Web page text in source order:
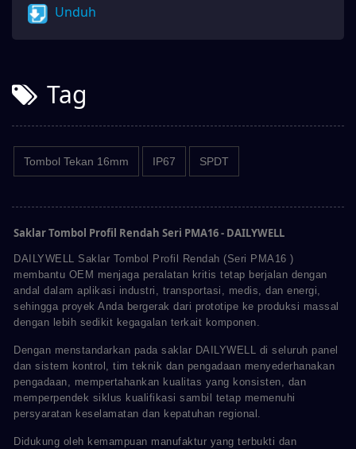
Unduh
Tag
Tombol Tekan 16mm IP67 SPDT
Saklar Tombol Profil Rendah Seri PMA16 - DAILYWELL
DAILYWELL Saklar Tombol Profil Rendah (Seri PMA16 )
membantu OEM menjaga peralatan kritis tetap berjalan dengan
andal dalam aplikasi industri, transportasi, medis, dan energi,
sehingga proyek Anda bergerak dari prototipe ke produksi massal
dengan lebih sedikit kegagalan terkait komponen.
Dengan menstandarkan pada saklar DAILYWELL di seluruh panel
dan sistem kontrol, tim teknik dan pengadaan menyederhanakan
pengadaan, mempertahankan kualitas yang konsisten, dan
memperpendek siklus kualifikasi sambil tetap memenuhi
persyaratan keselamatan dan kepatuhan regional.
Didukung oleh kemampuan manufaktur yang terbukti dan